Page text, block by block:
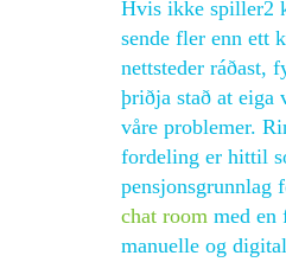
Hvis ikke spiller2
sende fler enn ett
nettsteder
þriðja stað at
våre problemer.
fordeling er hittil
pensjonsgrunnlag
chat room med en
manuelle og